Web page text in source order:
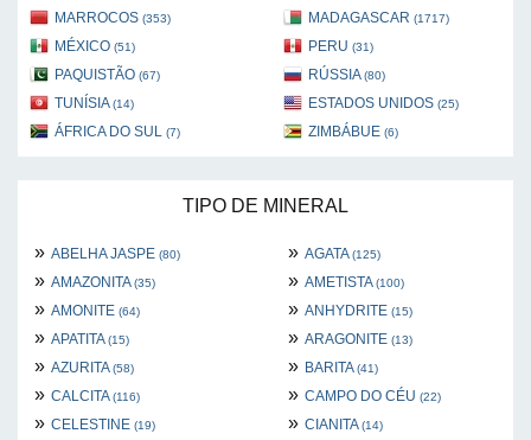
MARROCOS (353) MADAGASCAR (1717)
MÉXICO (51) PERU (31)
PAQUISTÃO (67) RÚSSIA(80)
TUNÍSIA(14) ESTADOS UNIDOS (25)
ÁFRICA DO SUL (7) ZIMBÁBUE (6)
TIPO DE MINERAL
» ABELHA JASPE (80) » AGATA(125)
» AMAZONITA(35) » AMETISTA(100)
» AMONITE (64) » ANHYDRITE (15)
» APATITA(15) » ARAGONITE (13)
» AZURITA(58) » BARITA(41)
» CALCITA(116) » CAMPO DO CÉU (22)
» CELESTINE (19) » CIANITA(14)